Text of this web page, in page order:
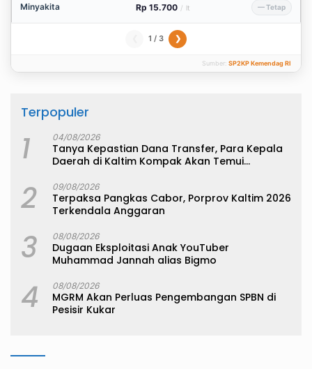
Minyakita Rp 15.700 / lt — Tetap
1 / 3 ❯
Sumber: SP2KP Kemendag RI
Terpopuler
1 04/08/2026
Tanya Kepastian Dana Transfer, Para Kepala
Daerah di Kaltim Kompak Akan Temui
2 09/08/2026
Terpaksa Pangkas Cabor, Porprov Kaltim 2026
Terkendala Anggaran
3 08/08/2026
Dugaan Eksploitasi Anak YouTuber
Muhammad Jannah alias Bigmo
4 08/08/2026
MGRM Akan Perluas Pengembangan SPBN di
Pesisir Kukar